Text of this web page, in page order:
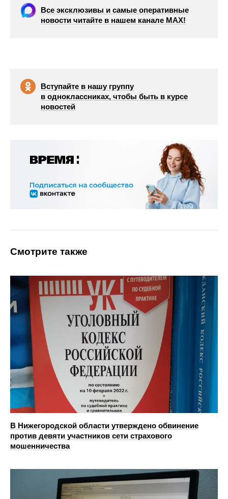
Все эксклюзивы и самые оперативные
новости читайте в нашем канале МАХ!
Вступайте в нашу группу
в одноклассниках, чтобы быть в курсе
новостей
Смотрите также
В Нижегородской области утверждено обвинение
против девяти участников сети страхового
мошенничества